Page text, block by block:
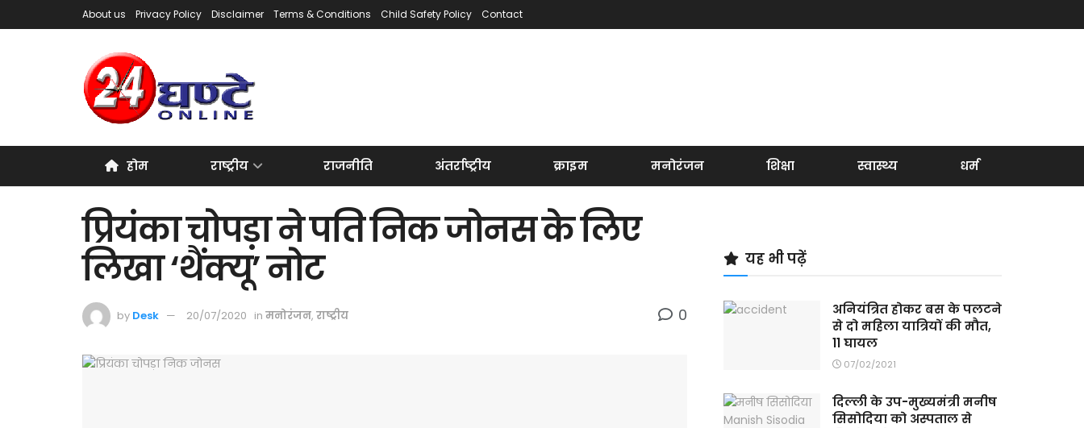
About us Privacy Policy Disclaimer Terms & Conditions Child Safety Policy Contact
होम राष्ट्रीय राजनीति अंतर्राष्ट्रीय क्राइम मनोरंजन शिक्षा स्वास्थ्य धर्म
प्रियंका चोपड़ा ने पति निक जोनस के लिए
लिखा ‘थैंक्यू’ नोट
by Desk 20/07/2020 in मनोरंजन, राष्ट्रीय 0
यह भी पढ़ें
अनियंत्रित होकर बस के पलटने
से दो महिला यात्रियों की मौत,
11 घायल
07/02/2021
दिल्ली के उप-मुख्यमंत्री मनीष
सिसोदिया को अस्पताल से